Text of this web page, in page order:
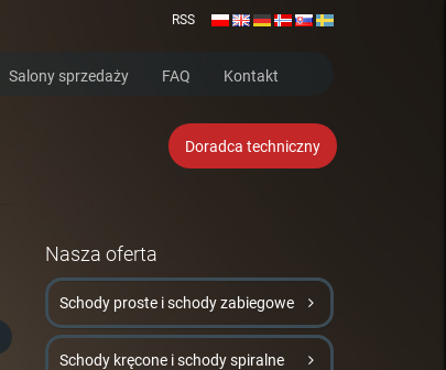
RSS
Salony sprzedaży FAQ Kontakt
Doradca techniczny
Nasza oferta
Schody proste i schody zabiegowe
Schody kręcone i schody spiralne